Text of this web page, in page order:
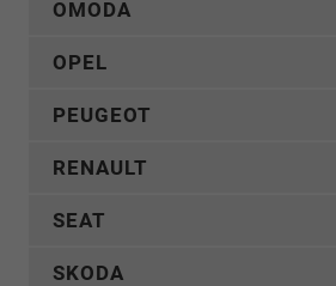
OMODA
OPEL
PEUGEOT
RENAULT
SEAT
SKODA